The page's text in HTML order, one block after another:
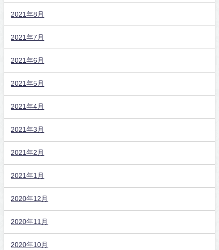
2021年8月
2021年7月
2021年6月
2021年5月
2021年4月
2021年3月
2021年2月
2021年1月
2020年12月
2020年11月
2020年10月